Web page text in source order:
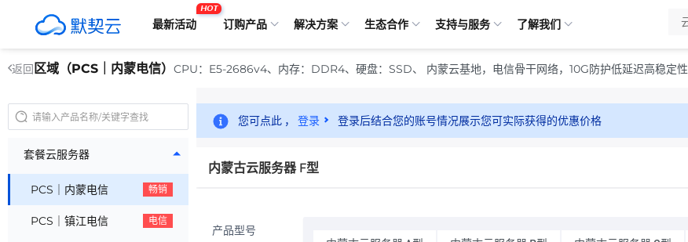
最新活动
HOT
订购产品 解决方案 生态合作 支持与服务
了解我们
返回 区域（PCS｜内蒙电信） CPU：E5-2686v4、内存：DDR4、硬盘：SSD、 内蒙云基地，电信骨干网络，10G防护低延迟高稳定性
套餐云服务器
PCS｜内蒙电信 畅销
PCS｜镇江电信 电信
您可点此 ， 登录 登录后结合您的账号情况展示您可实际获得的优惠价格
内蒙古云服务器 F型
产品型号